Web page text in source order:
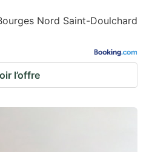
Nord Saint-Doulchard
l’offre